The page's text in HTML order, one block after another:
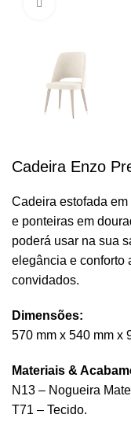
Cadeira Enzo
Cadeira estofada
e ponteiras em
poderá usar na sua
elegância e conforto
convidados.
Dimensões:
570 mm x 540 mm x
Materiais &
N13 – Nogueira
T71 – Tecido.